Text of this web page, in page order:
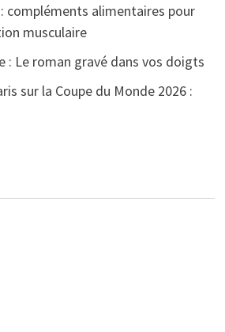
compléments alimentaires pour
musculaire
: Le roman gravé dans vos doigts
sur la Coupe du Monde 2026 :